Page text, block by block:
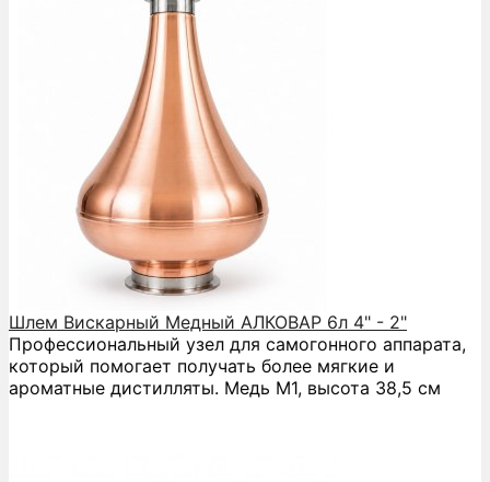
Шлем Вискарный Медный АЛКОВАР 6л 4" - 2"
Профессиональный узел для самогонного аппарата,
который помогает получать более мягкие и
ароматные дистилляты. Медь М1, высота 38,5 см